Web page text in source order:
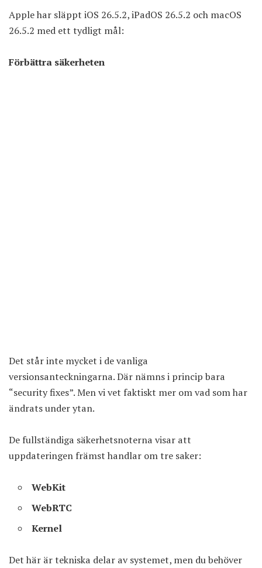
Apple har släppt iOS 26.5.2, iPadOS 26.5.2 och macOS
26.5.2 med ett tydligt mål:
Förbättra säkerheten
Det står inte mycket i de vanliga
versionsanteckningarna. Där nämns i princip bara
“security fixes”. Men vi vet faktiskt mer om vad som har
ändrats under ytan.
De fullständiga säkerhetsnoterna visar att
uppdateringen främst handlar om tre saker:
WebKit
WebRTC
Kernel
Det här är tekniska delar av systemet, men du behöver